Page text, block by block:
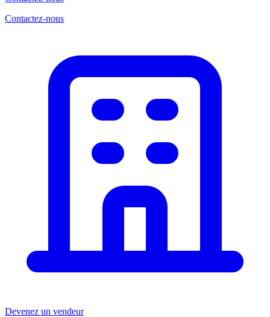
Contactez-nous
Devenez un vendeur